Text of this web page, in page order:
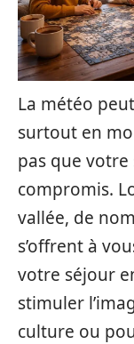
La météo
surtout en
pas que
compromis.
vallée, de
s’offrent à
votre séjour
stimuler
culture ou